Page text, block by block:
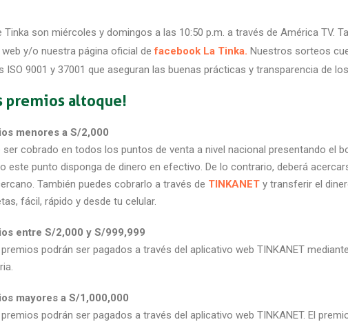
son miércoles y domingos a las 10:50 p.m. a través de América TV.
web y/o nuestra página oficial defacebook La Tinka. Nuestros sorteos
ISO 9001 y 37001 que aseguran las buenas prácticas y transparencia de
premios altoque!
menores a S/2,000
ser cobrado en todos los puntos de venta a nivel nacional presentando el
este punto disponga de dinero en efectivo. De lo contrario, deberá
También puedes cobrarlo a través de TINKANET y transferir el
fácil, rápido y desde tu celular.
entre S/2,000 y S/999,999
podrán ser pagados a través del aplicativo web TINKANET
mayores a S/1,000,000
podrán ser pagados a través del aplicativo web TINKANET. El